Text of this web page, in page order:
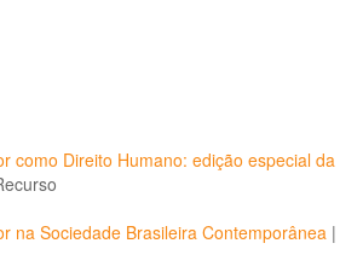
como Direito Humano: edição especial da
na Sociedade Brasileira Contemporânea |